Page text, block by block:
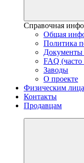
Справочная
Общая
Политика
Документы
FAQ
Заводы
О проекте
Физическим
Контакты
Продавцам